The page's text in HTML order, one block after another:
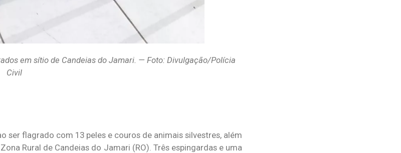
em sítio de Candeias do Jamari. — Foto: Divulgação/Polícia
Civil
ser flagrado com 13 peles e couros de animais silvestres, além
Rural de Candeias do Jamari (RO). Três espingardas e uma